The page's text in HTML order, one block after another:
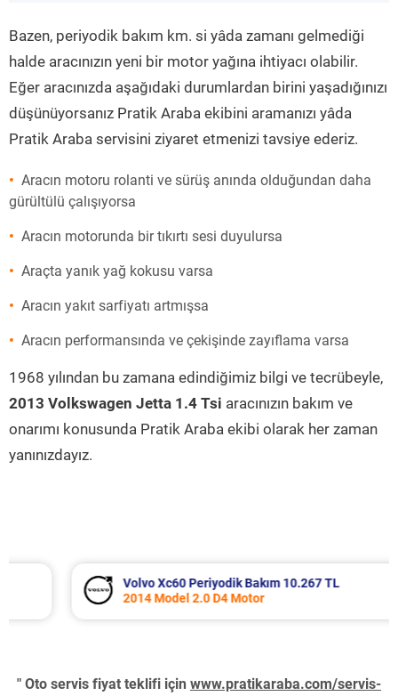
Bazen, periyodik bakım km. si yâda zamanı gelmediği
halde aracınızın yeni bir motor yağına ihtiyacı olabilir.
Eğer aracınızda aşağıdaki durumlardan birini yaşadığınızı
düşünüyorsanız Pratik Araba ekibini aramanızı yâda
Pratik Araba servisini ziyaret etmenizi tavsiye ederiz.
Aracın motoru rolanti ve sürüş anında olduğundan daha
gürültülü çalışıyorsa
Aracın motorunda bir tıkırtı sesi duyulursa
Araçta yanık yağ kokusu varsa
Aracın yakıt sarfiyatı artmışsa
Aracın performansında ve çekişinde zayıflama varsa
1968 yılından bu zamana edindiğimiz bilgi ve tecrübeyle,
2013 Volkswagen Jetta 1.4 Tsi aracınızın bakım ve
onarımı konusunda Pratik Araba ekibi olarak her zaman
yanınızdayız.
Volvo Xc60 Periyodik Bakım 10.267 TL
2014 Model 2.0 D4 Motor
" Oto servis fiyat teklifi için www.pratikaraba.com/servis-